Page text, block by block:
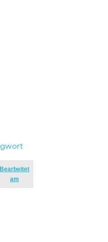
Bearbeitet
am